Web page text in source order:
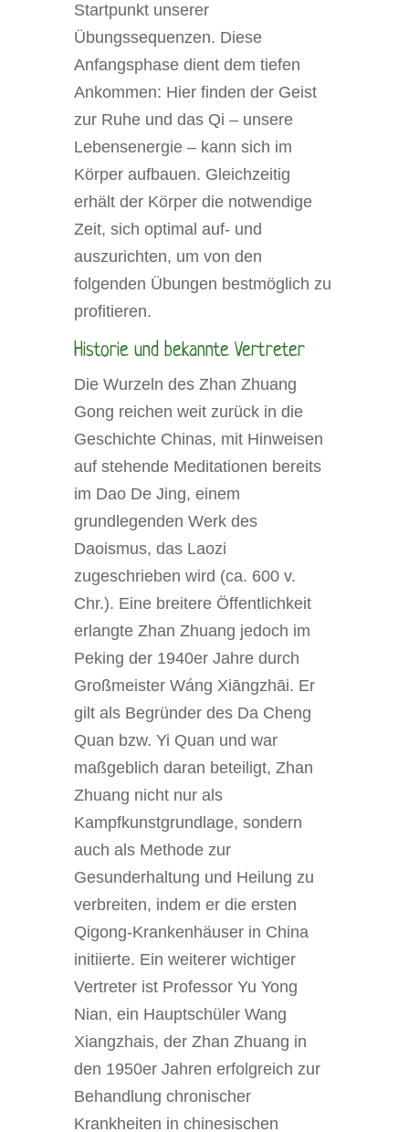
Startpunkt unserer
Übungssequenzen. Diese
Anfangsphase dient dem tiefen
Ankommen: Hier finden der Geist
zur Ruhe und das Qi – unsere
Lebensenergie – kann sich im
Körper aufbauen. Gleichzeitig
erhält der Körper die notwendige
Zeit, sich optimal auf- und
auszurichten, um von den
folgenden Übungen bestmöglich zu
profitieren.
Historie und bekannte Vertreter
Die Wurzeln des Zhan Zhuang
Gong reichen weit zurück in die
Geschichte Chinas, mit Hinweisen
auf stehende Meditationen bereits
im Dao De Jing, einem
grundlegenden Werk des
Daoismus, das Laozi
zugeschrieben wird (ca. 600 v.
Chr.). Eine breitere Öffentlichkeit
erlangte Zhan Zhuang jedoch im
Peking der 1940er Jahre durch
Großmeister Wáng Xiāngzhāi. Er
gilt als Begründer des Da Cheng
Quan bzw. Yi Quan und war
maßgeblich daran beteiligt, Zhan
Zhuang nicht nur als
Kampfkunstgrundlage, sondern
auch als Methode zur
Gesunderhaltung und Heilung zu
verbreiten, indem er die ersten
Qigong-Krankenhäuser in China
initiierte. Ein weiterer wichtiger
Vertreter ist Professor Yu Yong
Nian, ein Hauptschüler Wang
Xiangzhais, der Zhan Zhuang in
den 1950er Jahren erfolgreich zur
Behandlung chronischer
Krankheiten in chinesischen